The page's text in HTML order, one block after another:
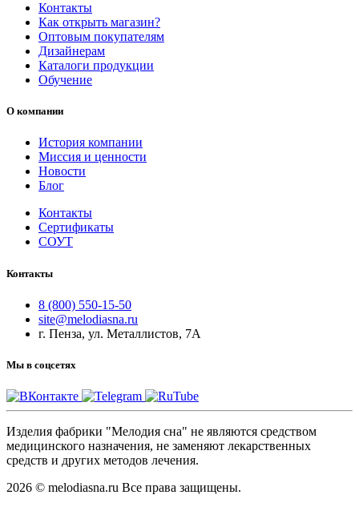
Контакты
Как открыть магазин?
Оптовым покупателям
Дизайнерам
Каталоги продукции
Обучение
О компании
История компании
Миссия и ценности
Новости
Блог
Контакты
Сертификаты
СОУТ
Контакты
8 (800) 550-15-50
site@melodiasna.ru
г. Пенза, ул. Металлистов, 7А
Мы в соцсетях
Изделия фабрики "Мелодия сна" не являются средством
медицинского назначения, не заменяют лекарственных
средств и других методов лечения.
2026 © melodiasna.ru Все права защищены.